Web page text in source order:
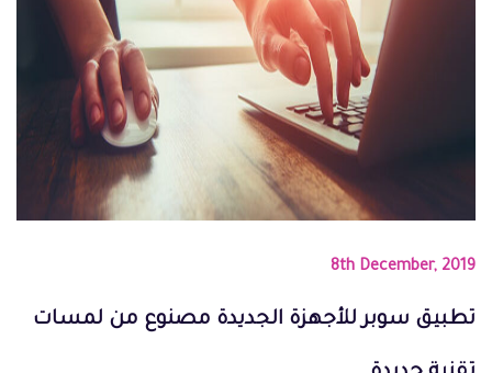
8th December, 2019
تطبيق سوبر للأجهزة الجديدة مصنوع من لمسات